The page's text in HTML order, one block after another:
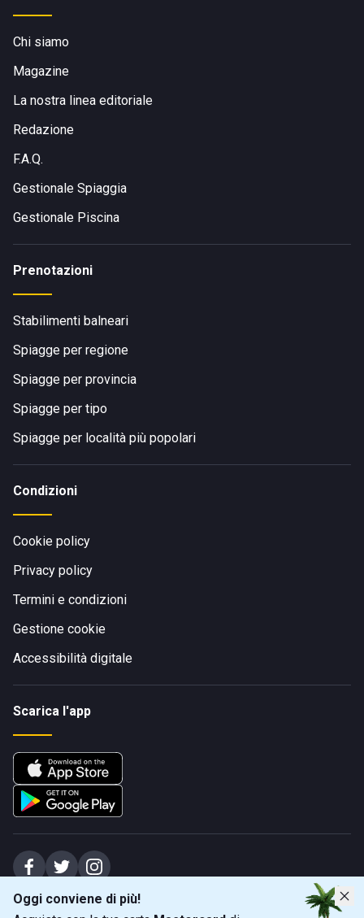
Oggi conviene di più!
Chi siamo
Magazine
La nostra linea editoriale
Redazione
F.A.Q.
Gestionale Spiaggia
Gestionale Piscina
Prenotazioni
Stabilimenti balneari
Spiagge per regione
Spiagge per provincia
Spiagge per tipo
Spiagge per località più popolari
Condizioni
Cookie policy
Privacy policy
Termini e condizioni
Gestione cookie
Accessibilità digitale
Scarica l'app
Spiagge Srl - Sede legale: Via Marecchiese 48, 47923 Rimini (RN), IT -